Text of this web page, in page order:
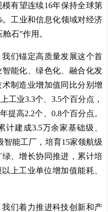
有望连续16年保持全球第
工业和信息化领域对经济
石”作用。
我们锚定高质量发展这个首
能化、绿色化、融合化发
制造业增加值同比分别增
工业3.3个、3.5个百分点，
提高2.2个、0.8个百分点。
建成3.5万余家基础级、
智能工厂，培育15家领航级
、增长协同推进，累计培
上工业单位增加值能耗、
我们着力推进科技创新和产